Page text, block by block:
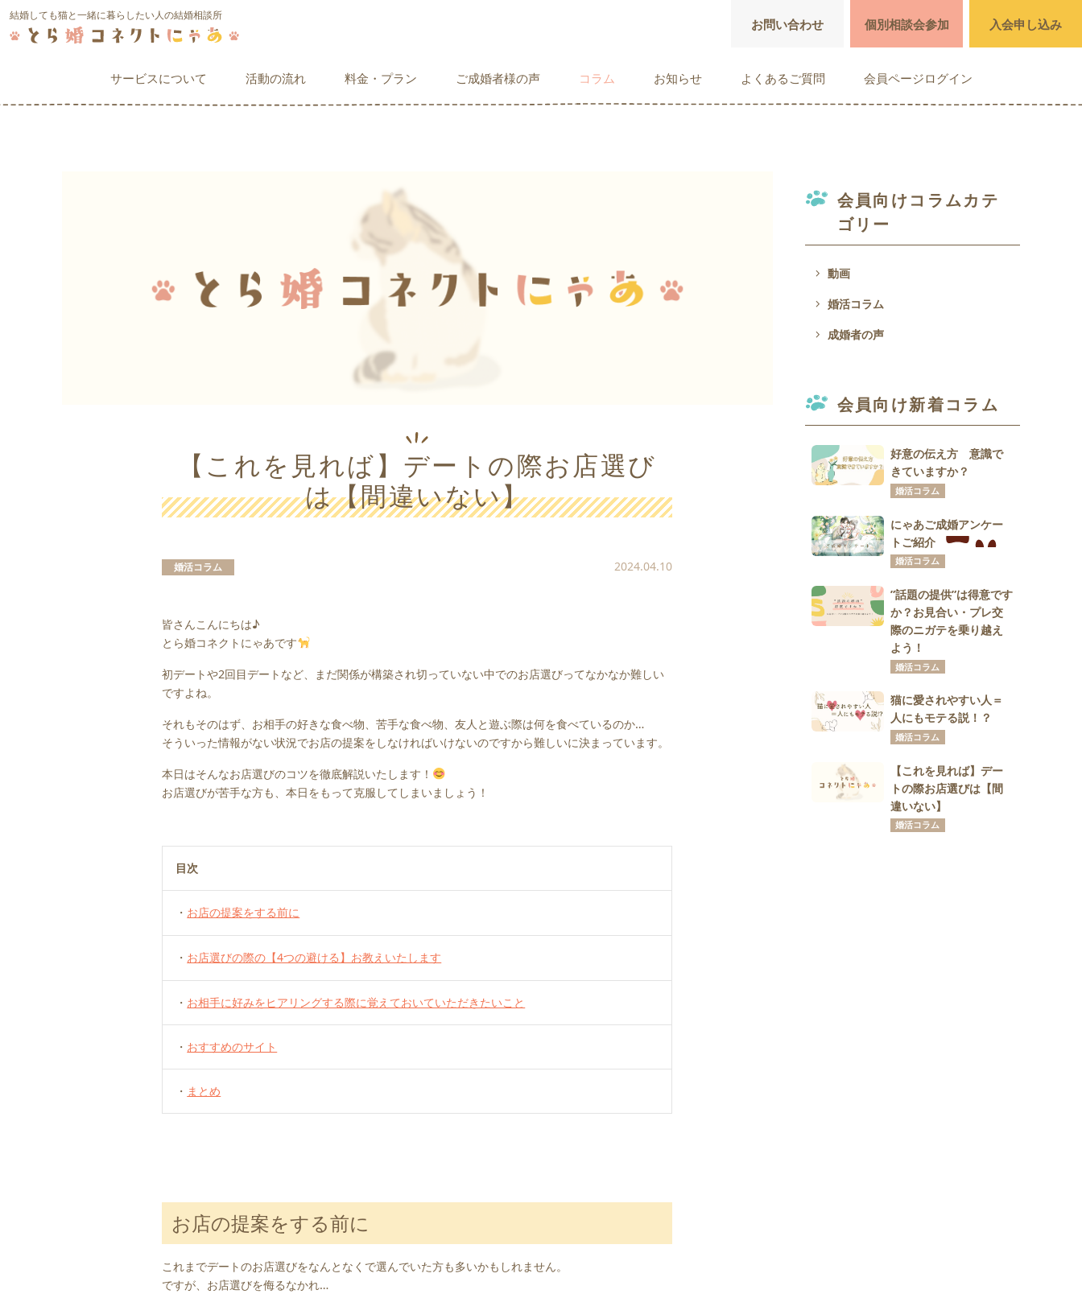
結婚しても猫と一緒に暮らしたい人の結婚相談所
お問い合わせ 個別相談会参加 入会申し込み
サービスについて 活動の流れ 料金・プラン ご成婚者様の声 コラム お知らせ よくあるご質問 会員ページログイン
【これを見れば】デートの際お店選び
は【間違いない】
婚活コラム 2024.04.10
皆さんこんにちは♪
とら婚コネクトにゃあです
初デートや2回目デートなど、まだ関係が構築され切っていない中でのお店選びってなかなか難しい
ですよね。
それもそのはず、お相手の好きな食べ物、苦手な食べ物、友人と遊ぶ際は何を食べているのか…
そういった情報がない状況でお店の提案をしなければいけないのですから難しいに決まっています。
本日はそんなお店選びのコツを徹底解説いたします！
お店選びが苦手な方も、本日をもって克服してしまいましょう！
目次
・ お店の提案をする前に
・ お店選びの際の【4つの避ける】お教えいたします
・ お相手に好みをヒアリングする際に覚えておいていただきたいこと
・ おすすめのサイト
・ まとめ
お店の提案をする前に
これまでデートのお店選びをなんとなくで選んでいた方も多いかもしれません。
ですが、お店選びを侮るなかれ…
会員向けコラムカテ
ゴリー
navigate_next 動画
navigate_next 婚活コラム
navigate_next 成婚者の声
会員向け新着コラム
好意の伝え方 意識で
きていますか？
婚活コラム
にゃあご成婚アンケー
トご紹介
婚活コラム
”話題の提供”は得意です
か？お見合い・プレ交
際のニガテを乗り越え
よう！
婚活コラム
猫に愛されやすい人＝
人にもモテる説！？
婚活コラム
【これを見れば】デー
トの際お店選びは【間
違いない】
婚活コラム